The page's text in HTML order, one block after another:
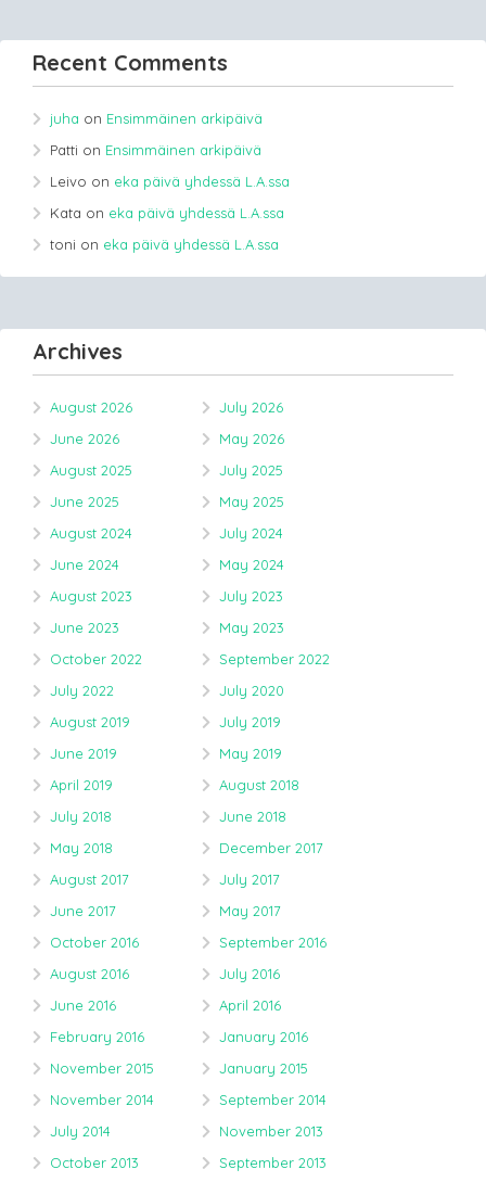
Recent Comments
juha on Ensimmäinen arkipäivä
Patti on Ensimmäinen arkipäivä
Leivo on eka päivä yhdessä L.A.ssa
Kata on eka päivä yhdessä L.A.ssa
toni on eka päivä yhdessä L.A.ssa
Archives
August 2026
July 2026
June 2026
May 2026
August 2025
July 2025
June 2025
May 2025
August 2024
July 2024
June 2024
May 2024
August 2023
July 2023
June 2023
May 2023
October 2022
September 2022
July 2022
July 2020
August 2019
July 2019
June 2019
May 2019
April 2019
August 2018
July 2018
June 2018
May 2018
December 2017
August 2017
July 2017
June 2017
May 2017
October 2016
September 2016
August 2016
July 2016
June 2016
April 2016
February 2016
January 2016
November 2015
January 2015
November 2014
September 2014
July 2014
November 2013
October 2013
September 2013